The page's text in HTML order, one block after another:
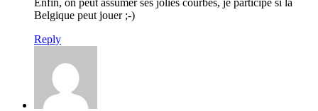
Enfin, on peut assumer ses jolies courbes, je participe si la
Belgique peut jouer ;-)
Reply